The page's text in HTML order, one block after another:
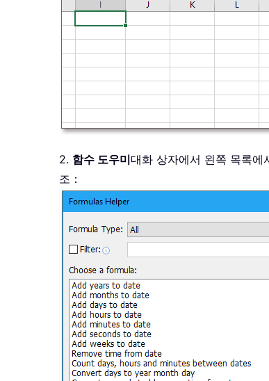
2. 함수 도우미대화 상자에서 왼쪽 목록
조：